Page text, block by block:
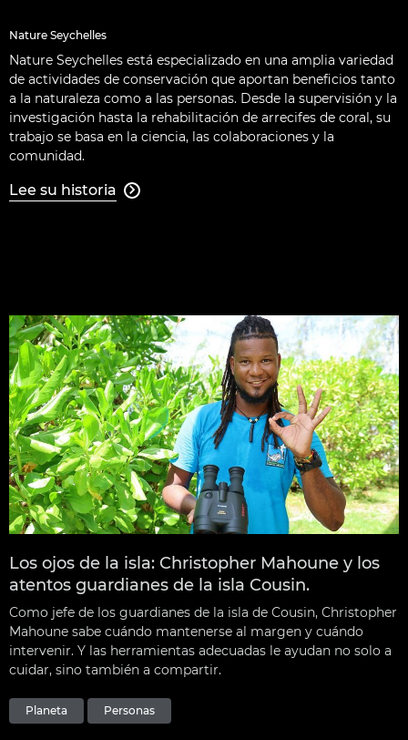
Nature Seychelles
Nature Seychelles está especializado en una amplia variedad
de actividades de conservación que aportan beneficios tanto
a la naturaleza como a las personas. Desde la supervisión y la
investigación hasta la rehabilitación de arrecifes de coral, su
trabajo se basa en la ciencia, las colaboraciones y la
comunidad.
Lee su historia 
Los ojos de la isla: Christopher Mahoune y los
atentos guardianes de la isla Cousin.
Como jefe de los guardianes de la isla de Cousin, Christopher
Mahoune sabe cuándo mantenerse al margen y cuándo
intervenir. Y las herramientas adecuadas le ayudan no solo a
cuidar, sino también a compartir.
Planeta Personas